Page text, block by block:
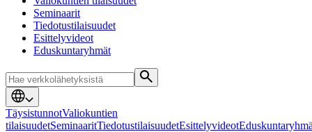
Seminaarit
Tiedotustilaisuudet
Esittelyvideot
Eduskuntaryhmät
TäysistunnotValiokuntien
tilaisuudetSeminaaritTiedotustilaisuudetEsittelyvideot